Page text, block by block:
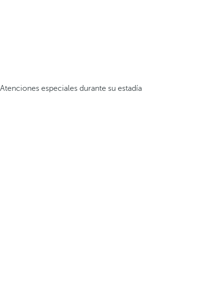
Atenciones especiales durante su estadía